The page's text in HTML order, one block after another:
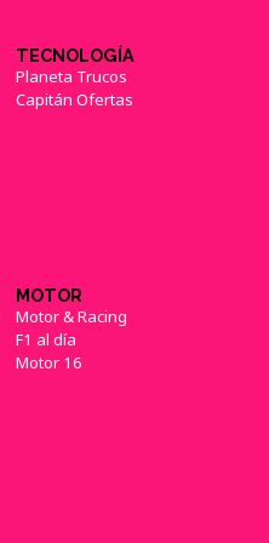
TECNOLOGÍA
Planeta Trucos
Capitán Ofertas
MOTOR
Motor & Racing
F1 al día
Motor 16